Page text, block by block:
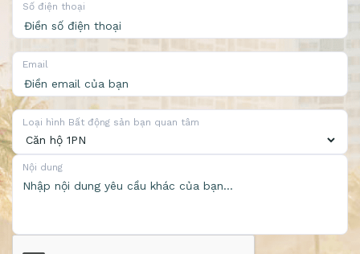
Số điện thoại
Email
Loại hình Bất động sản bạn quan tâm
Nội dung